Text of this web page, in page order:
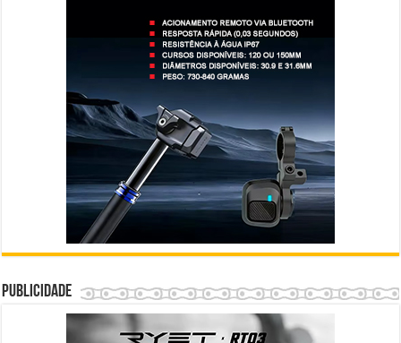
Publicidade